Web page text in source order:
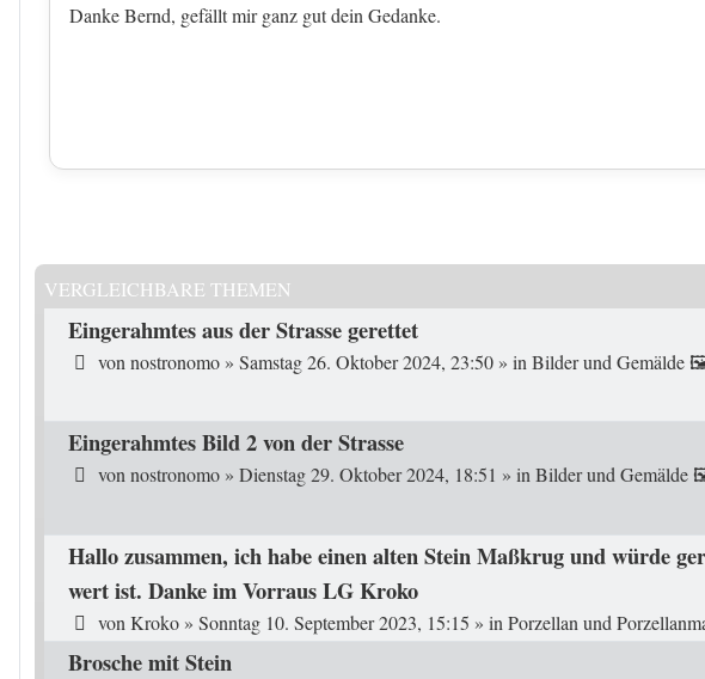
Danke Bernd, gefällt mir ganz gut dein Gedanke.
VERGLEICHBARE THEMEN
Eingerahmtes aus der Strasse gerettet
von nostronomo» Samstag 26. Oktober 2024, 23:50» in Bilder und Gemälde
Eingerahmtes Bild 2 von der Strasse
vonnostronomo» Dienstag 29. Oktober 2024, 18:51 » inBilder und Gemälde
Hallo zusammen, ich habe einen alten Stein Maßkrug und würde
wert ist. Danke im Vorraus LG Kroko
von Kroko» Sonntag 10. September 2023, 15:15 » in Porzellan und
Brosche mit Stein